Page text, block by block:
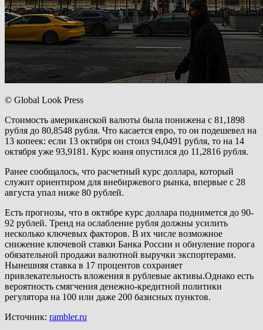
© Global Look Press
Стоимость американской валюты была понижена с 81,1898
рубля до 80,8548 рубля. Что касается евро, то он подешевел на
13 копеек: если 13 октября он стоил 94,0491 рубля, то на 14
октября уже 93,9181. Курс юаня опустился до 11,2816 рубля.
Ранее сообщалось, что расчетный курс доллара, который
служит ориентиром для внебиржевого рынка, впервые с 28
августа упал ниже 80 рублей.
Есть прогнозы, что в октябре курс доллара поднимется до 90-
92 рублей. Тренд на ослабление рубля должны усилить
несколько ключевых факторов. В их числе возможное
снижение ключевой ставки Банка России и обнуление порога
обязательной продажи валютной выручки экспортерами.
Нынешняя ставка в 17 процентов сохраняет
привлекательность вложения в рублевые активы.Однако есть
вероятность смягчения денежно-кредитной политики
регулятора на 100 или даже 200 базисных пунктов.
Источник: rambler.ru